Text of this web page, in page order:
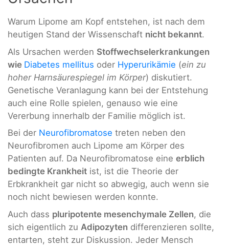
Warum Lipome am Kopf entstehen, ist nach dem
heutigen Stand der Wissenschaft nicht bekannt.
Als Ursachen werden Stoffwechselerkrankungen
wie Diabetes mellitus oder Hyperurikämie (ein zu
hoher Harnsäurespiegel im Körper) diskutiert.
Genetische Veranlagung kann bei der Entstehung
auch eine Rolle spielen, genauso wie eine
Vererbung innerhalb der Familie möglich ist.
Bei der Neurofibromatose treten neben den
Neurofibromen auch Lipome am Körper des
Patienten auf. Da Neurofibromatose eine erblich
bedingte Krankheit ist, ist die Theorie der
Erbkrankheit gar nicht so abwegig, auch wenn sie
noch nicht bewiesen werden konnte.
Auch dass pluripotente mesenchymale Zellen, die
sich eigentlich zu Adipozyten differenzieren sollte,
entarten, steht zur Diskussion. Jeder Mensch